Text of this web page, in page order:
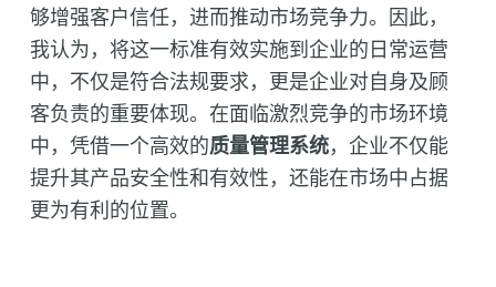
够增强客户信任，进而推动市场竞争力。因此，
我认为，将这一标准有效实施到企业的日常运营
中，不仅是符合法规要求，更是企业对自身及顾
客负责的重要体现。在面临激烈竞争的市场环境
中，凭借一个高效的质量管理系统，企业不仅能
提升其产品安全性和有效性，还能在市场中占据
更为有利的位置。